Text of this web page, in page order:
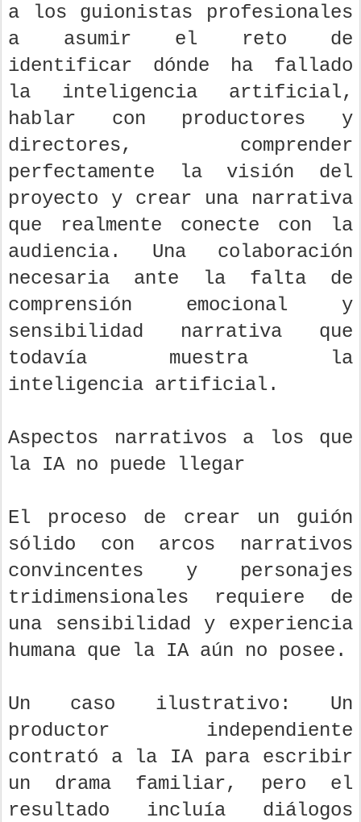
a los guionistas profesionales
a asumir el reto de
identificar dónde ha fallado
la inteligencia artificial,
hablar con productores y
directores, comprender
perfectamente la visión del
proyecto y crear una narrativa
que realmente conecte con la
audiencia. Una colaboración
necesaria ante la falta de
comprensión emocional y
sensibilidad narrativa que
todavía muestra la
inteligencia artificial.
Aspectos narrativos a los que
la IA no puede llegar
El proceso de crear un guión
sólido con arcos narrativos
convincentes y personajes
tridimensionales requiere de
una sensibilidad y experiencia
humana que la IA aún no posee.
Un caso ilustrativo: Un
productor independiente
contrató a la IA para escribir
un drama familiar, pero el
resultado incluía diálogos